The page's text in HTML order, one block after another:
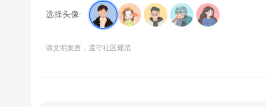
选择头像:
请文明发言，遵守社区规范